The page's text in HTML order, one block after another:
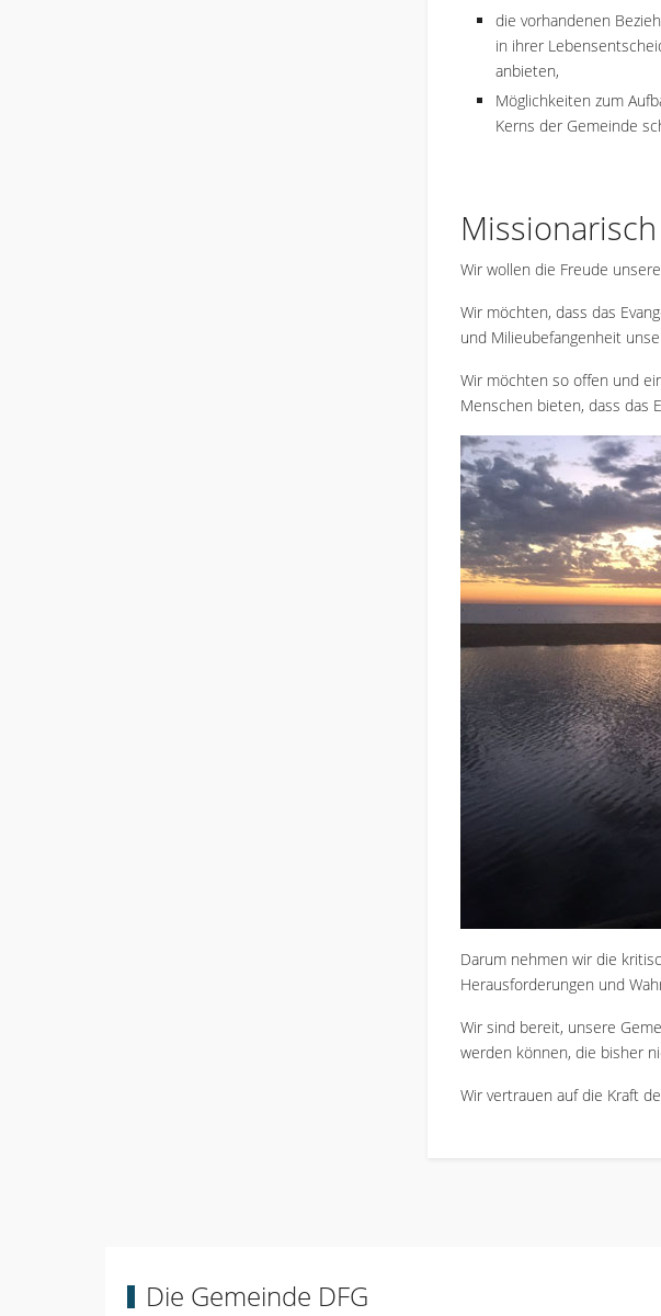
die vorhandenen
in ihrer
anbieten,
Möglichkeiten zum
Kerns der Gemeinde
Wir wollen die Freude
Wir möchten, dass das
und Milieubefangenheit
Wir möchten so offen und
Menschen bieten, dass das
Darum nehmen wir die
Herausforderungen und
Wir sind bereit, unsere
werden können, die bisher
Wir vertrauen auf die Kraft
Die Gemeinde DFG